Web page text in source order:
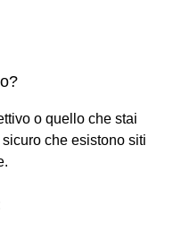
o quello che stai
che esistono siti